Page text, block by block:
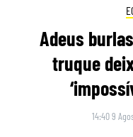
Adeus
truque
14:40 9